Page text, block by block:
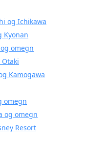
og Ichikawa
Kyonan
omegn
Kamogawa
omegn
og omegn
Resort